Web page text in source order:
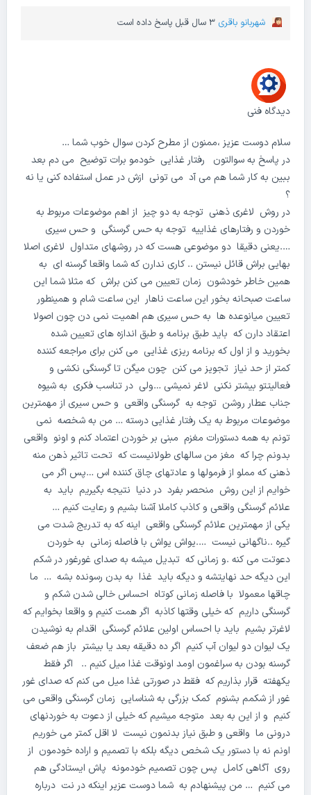
شهربانو باقری
دیدگاه فنی
سلام دوست عزیز ،ممنون از مطرح کردن سوال خوب شما …
در پاسخ به سوالتون رفتار غذایی خودمو برات توضیح می دم‌ بعد
ببین به کار شما هم می آد می تونی ازش در عمل استفاده کنی یا نه
؟
در روش لاغری ذهنی توجه به دو چیز از اهم موضوعات مربوط به
خوردن و رفتارهای غذاییه توجه به حس گرسنگی و حس سیری
….یعنی دقیقا دو موضوعی هست که در روشهای متداول لاغری اصلا
بهایی براش قائل نیستن .. کاری ندارن که شما واقعا گرسنه ای به
همین خاطر خودشون زمان تعیین می کنن براش که مثلا شما این
ساعت صبحانه بخور این ساعت ناهار این ساعت شام و همینطور
تعیین میانوعده ها به حس سیری هم اهمیت نمی دن چون اصولا
اعتقاد دارن که باید طبق برنامه و طبق اندازه های تعیین شده
بخورید و از اول که برنامه ریزی غذایی می کنن برای مراجعه کننده
کمتر از حد نیاز تجویز می کنن چون میگن تا گرسنگی نکشی و
فعالیتتو بیشتر نکنی لاغر نمیشی …ولی در تناسب فکری به شیوه
جناب عطار روشن توجه به گرسنگی واقعی و حس سیری از مهمترین
موضوعات مربوط به یک رفتار غذایی درسته … من به شخصه نمی
تونم به همه دستورات مغزم مبنی بر خوردن اعتماد کنم و اونو واقعی
بدونم چرا که مغز من سالهای طولانیست که تحت تاثیر ذهن منه
ذهنی که مملو از فرمولها و عادتهای چاق کننده اس …پس اگر می
خوایم از این روش منحصر بفرد در دنیا نتیجه بگیریم باید به
علائم گرسنگی واقعی و کاذب کاملا آشنا بشیم و رعایت کنیم …
یکی از مهمترین علائم گرسنگی واقعی اینه که به تدریج شدت می
گیره ..ناگهانی نیست ….یواش یواش با فاصله زمانی به خوردن
دعوتت می کنه .و زمانی که تبدیل میشه به صدای غورغور در شکم
این دیگه حد نهایتشه و دیگه باید غذا به بدن رسونده بشه … ما
چاقها معمولا با فاصله زمانی کوتاه احساس خالی شدن شکم و
گرسنگی داریم که خیلی وقتها کاذبه اگر همت کنیم و واقعا بخوایم که
لاغرتر بشیم باید با احساس اولین علائم گرسنگی اقدام به نوشیدن
یک لیوان دو لیوان آب کنیم اگر ده دقیقه بعد یا بیشتر باز هم ضعف
گرسنه بودن به سراغمون اومد اونوقت غذا میل کنیم .. اگر فقط
یکهفته قرار بذاریم که فقط در صورتی غذا میل می کنم که صدای غور
غور از شکمم بشنوم کمک بزرگی به شناسایی زمان گرسنگی واقعی می
کنیم و از این به بعد متوجه میشیم که خیلی از دعوت به خوردنهای
درونی ما واقعی و طبق نیاز بدنمون نیست لا اقل کمتر می خوریم
اونم نه با دستور یک شخص دیگه بلکه با تصمیم و اراده خودمون از
روی آگاهی کامل پس چون تصمیم خودمونه پاش ایستادگی هم
می کنیم … من پیشنهادم به شما دوست عزیر اینکه در نت درباره